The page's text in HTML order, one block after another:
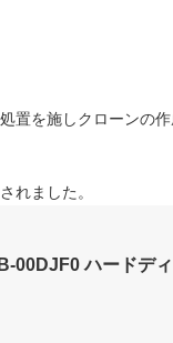
置を施しクローンの作
れました。
00DJF0 ハードデ